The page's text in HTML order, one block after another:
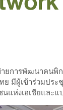
ยการพัฒนาคน
มีผู้เข้าร่วมปร
แห่งเอเชียและ